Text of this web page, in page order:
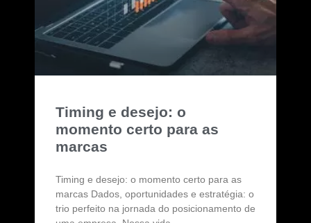
Timing e desejo: o
momento certo para as
marcas
Timing e desejo: o momento certo para as
marcas Dados, oportunidades e estratégia: o
trio perfeito na jornada do posicionamento de